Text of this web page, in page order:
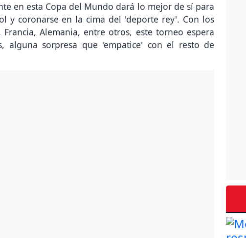
en esta Copa del Mundo dará lo mejor de sí para
y coronarse en la cima del 'deporte rey'. Con los
Alemania, entre otros, este torneo espera
alguna sorpresa que 'empatice' con el resto de